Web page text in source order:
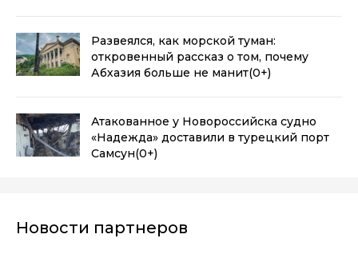
Развеялся, как морской туман:
откровенный рассказ о том, почему
Абхазия больше не манит(0+)
Атакованное у Новороссийска судно
«Надежда» доставили в турецкий порт
Самсун(0+)
Новости партнеров